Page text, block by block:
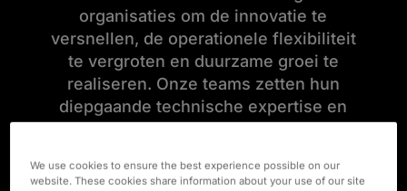
organisaties om de innovatie te
versnellen, de operationele flexibiliteit
te vergroten en duurzame groei te
realiseren. Onze teams zetten hun
diepgaande technische expertise en
een snel veranderende markt te
We use cookies to ensure the best experience possible on our
website. These cookies share information about your use of our site